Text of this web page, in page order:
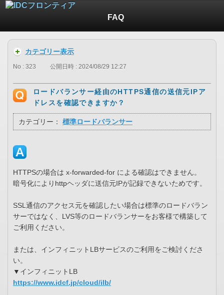
FAQ
カテゴリー表示
No : 323 公開日時 : 2024/08/29 12:27
ロードバランサー経由のHTTPS通信の送信元IPア
ドレスを確認できますか？
カテゴリー： 標準ロードバランサー
HTTPSの場合は x-forwarded-for による確認はできません。
暗号化によりhttpヘッダに送信元IPが記録できないためです。
SSL通信のアクセス元を確認したい場合は標準のロードバラン
サーではなく、LVS等のロードバランサーをお客様で構築して
ご利用ください。
または、インフィニットLBサービスのご利用をご検討くださ
い。
▼インフィニットLB
https://www.idcf.jp/cloud/ilb/